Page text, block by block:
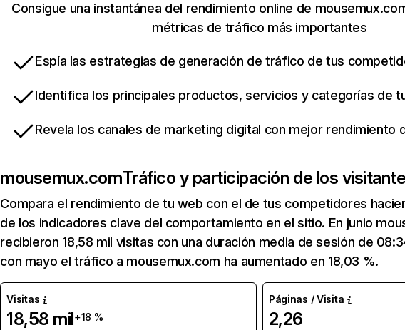
Consigue una instantánea del rendimiento online de
métricas de tráfico más importantes
Espía las estrategias de generación de tráfico de tus
Identifica los principales productos, servicios y categorías de
Revela los canales de marketing digital con mejor rendimiento
mousemux.comTráfico y participación de los
Compara el rendimiento de tu web con el de tus competidores
de los indicadores clave del comportamiento en el sitio. En junio
recibieron 18,58 mil visitas con una duración media de sesión de
con mayo el tráfico a mousemux.com ha aumentado en 18,03 %.
Visitas
18,58 mil+18 %
Páginas / Visita
2,26